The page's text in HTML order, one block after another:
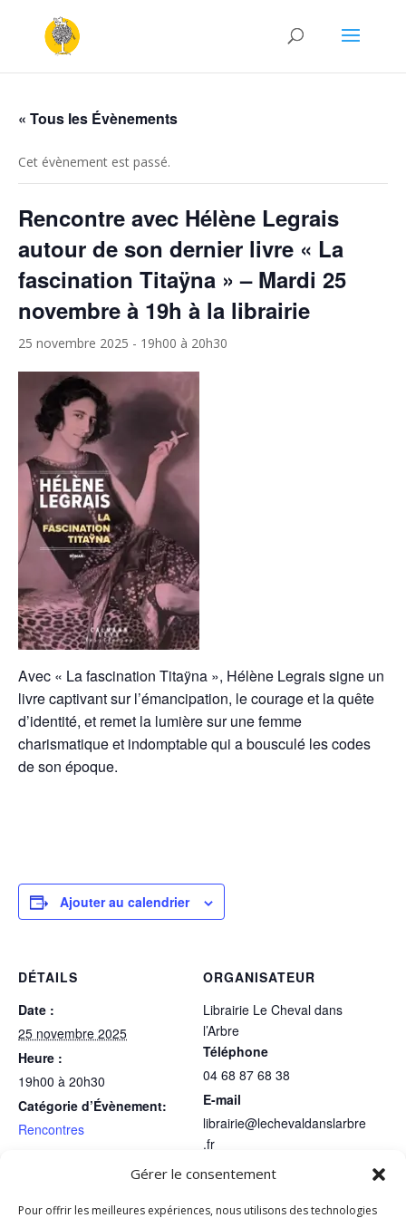
Gérer le consentement
Pour offrir les meilleures expériences, nous utilisons des technologies
« Tous les Évènements
Cet évènement est passé.
Rencontre avec Hélène Legrais
autour de son dernier livre « La
fascination Titaÿna » – Mardi 25
novembre à 19h à la librairie
25 novembre 2025 - 19h00 à 20h30
Avec « La fascination Titaÿna », Hélène Legrais signe un
livre captivant sur l’émancipation, le courage et la quête
d’identité, et remet la lumière sur une femme
charismatique et indomptable qui a bousculé les codes
de son époque.
Ajouter au calendrier
DÉTAILS
Date :
25 novembre 2025
Heure :
19h00 à 20h30
Catégorie d’Évènement:
Rencontres
ORGANISATEUR
Librairie Le Cheval dans
l’Arbre
Téléphone
04 68 87 68 38
E-mail
librairie@lechevaldanslarbre
.fr
Voir le site Organisateur